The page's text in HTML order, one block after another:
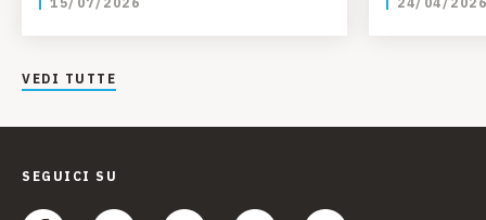
meno rispetto al 2025
VEDI TUTTE
SEGUICI SU